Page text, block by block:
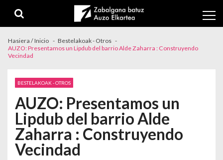
Hasiera / Inicio
Bestelakoak - Otros
AUZO: Presentamos un Lipdub del barrio Alde Zaharra : Construyendo
Vecindad
BESTELAKOAK - OTROS
AUZO: Presentamos un
Lipdub del barrio Alde
Zaharra : Construyendo
Vecindad